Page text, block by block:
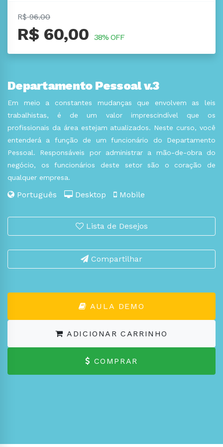
R$96.00
R$ 60,00 38% OFF
Departamento Pessoal v.3
Em meio a constantes mudanças que envolvem as leis
trabalhistas, é de um valor imprescindível que os
profissionais da área estejam atualizados. Neste curso, você
entenderá a função de um funcionário do Departamento
Pessoal. Responsáveis por administrar a mão-de-obra do
negócio, os funcionários deste setor são o coração de
qualquer empresa.
Português Desktop Mobile
Lista de Desejos
Compartilhar
AULA DEMO
ADICIONAR CARRINHO
COMPRAR